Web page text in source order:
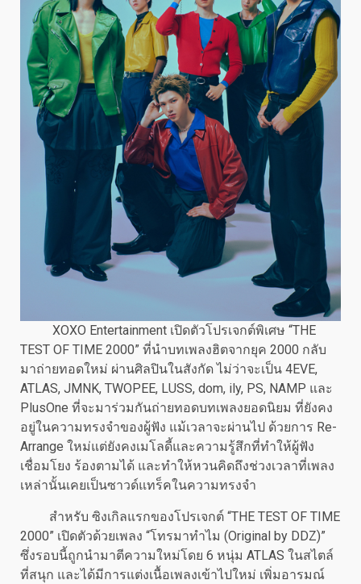
XOXO Entertainment เปิดตัวโปรเจกต์พิเศษ “THE
TEST OF TIME 2000” ที่นำบทเพลงฮิตจากยุค 2000 กลับ
มาถ่ายทอดใหม่ ผ่านศิลปินในสังกัด ไม่ว่าจะเป็น 4EVE,
ATLAS, JMNK, TWOPEE, LUSS, dom, ily, PS, NAMP และ
PlusOne ที่จะมาร่วมกันถ่ายทอดบทเพลงยอดนิยม ที่ยังคง
อยู่ในความทรงจำของผู้ฟัง แม้เวลาจะผ่านไป ด้วยการ Re-
Arrange ใหม่แต่ยังคงเมโลดี้และความรู้สึกที่ทำให้ผู้ฟัง
เชื่อมโยง ร้องตามได้ และทำให้หวนคิดถึงช่วงเวลาที่เพลง
เหล่านั้นเคยเป็นซาวด์แทร็คในความทรงจำ
สำหรับ ซิงเกิลแรกของโปรเจกต์ “THE TEST OF TIME
2000” เปิดตัวด้วยเพลง “โทรมาทำไม (Original by DDZ)”
ซึ่งรอบนี้ถูกนำมาตีความใหม่โดย 6 หนุ่ม ATLAS ในสไตล์
ที่สนุก และได้มีการแต่งเนื้อเพลงเข้าไปใหม่ เพิ่มอารมณ์